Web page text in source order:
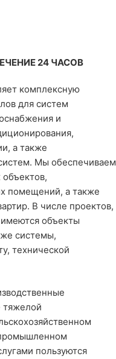
24 ЧАСОВ
комплексную
для систем
и
а также
Мы обеспечиваем
помещений, а также
В числе проектов,
объекты
системы,
технической
тяжелой
пользуются